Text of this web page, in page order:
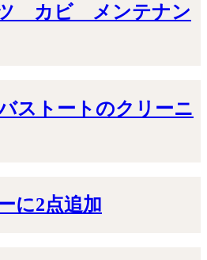
カビ メンテナン
ストートのクリーニ
に2点追加